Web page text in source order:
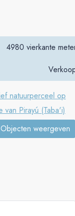
4980 vierkante
Objecten weergeven